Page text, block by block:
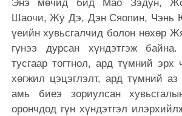
Энэ мөчид бид Мао Зэдун,
Шаочи, Жу Дэ, Дэн Сяопин, Чэнь
үеийн хувьсгалчид болон нөхөр
гүнээ дурсан хүндэтгэж
тусгаар тогтнол, ард түмний эрх
хөгжил цэцэглэлт, ард түмний
амь биеэ зориулсан
орончдод гүн хүндэтгэл